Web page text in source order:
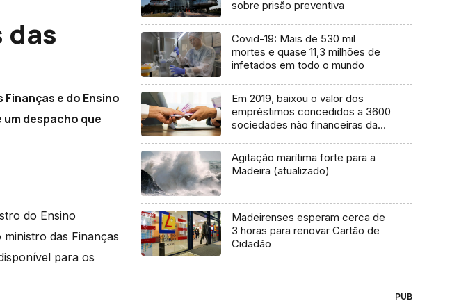
e do Ensino
despacho que
do Ensino
das Finanças
para os
sobre prisão preventiva
Covid-19: Mais de 530 mil
mortes e quase 11,3 milhões de
infetados em todo o mundo
Em 2019, baixou o valor dos
empréstimos concedidos a 3600
sociedades não financeiras da
Agitação marítima forte para a
Madeira (atualizado)
Madeirenses esperam cerca de
3 horas para renovar Cartão de
Cidadão
PUB